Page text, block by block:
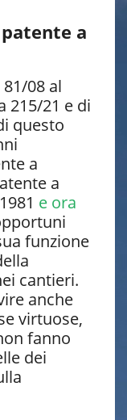
a
08 al
215/21 e di
questo
a
a
e ora
funzione
cantieri.
anche
virtuose,
fanno
dei